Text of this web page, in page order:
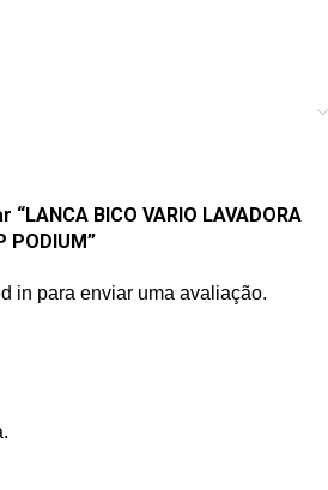
BICO VARIO LAVADORA
PODIUM”
in para enviar uma avaliação.